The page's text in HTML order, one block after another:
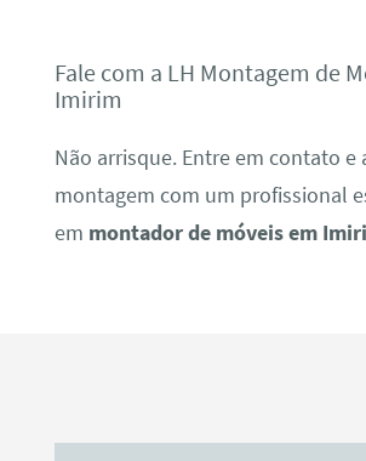
Fale com a LH Montagem de
Imirim
Não arrisque. Entre em contato e
montagem com um profissional
em montador de móveis em